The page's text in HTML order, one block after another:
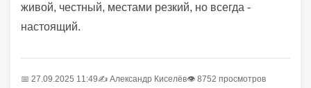
живой, честный, местами резкий, но всегда -
настоящий.
📅 27.09.2025 11:49✍️ Александр Киселёв👁 8752 просмотров